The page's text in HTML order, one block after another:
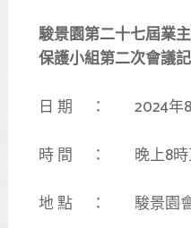
駿景園第二十七屆業
保護小組第二次會議
日 期 ： 2024年8
時 間 ： 晚上8時
地 點 ： 駿景園會